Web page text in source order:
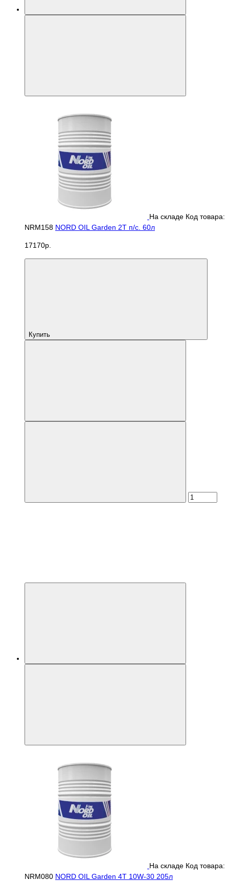
На складе Код товара:
NRM158 NORD OIL Garden 2Т п/с. 60л
17170р.
Купить
На складе Код товара:
NRM080 NORD OIL Garden 4T 10W-30 205л